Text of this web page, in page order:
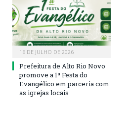
16 DE JULHO DE 2026
Prefeitura de Alto Rio Novo
promove a 1ª Festa do
Evangélico em parceria com
as igrejas locais